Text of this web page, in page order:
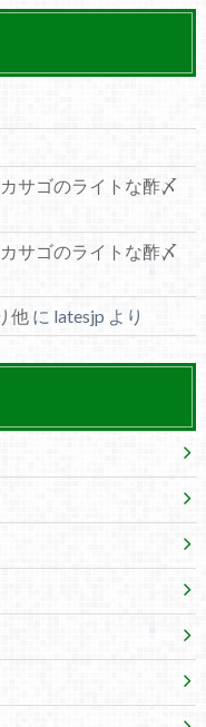
サゴのライトな酢〆
サゴのライトな酢〆
他に latesjp より